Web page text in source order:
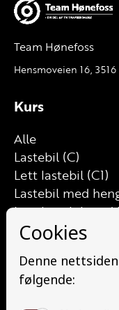
Team Hønefoss
Hensmoveien 16,
Kurs
Alle
Lastebil (C)
Lett lastebil (C1)
Lastebil med
Lett lastebil med
Buss (D)
Minibuss (D1)
Minibuss med